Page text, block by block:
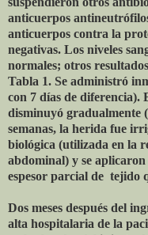
anticuerpos
anticuerpos contra la
negativas. Los niveles
normales; otros
Tabla 1. Se administró
con 7 días de diferencia).
disminuyó gradualmente
semanas, la herida fue
biológica (utilizada en la
abdominal) y se
espesor parcial de tejido
Dos meses después del
alta hospitalaria de la